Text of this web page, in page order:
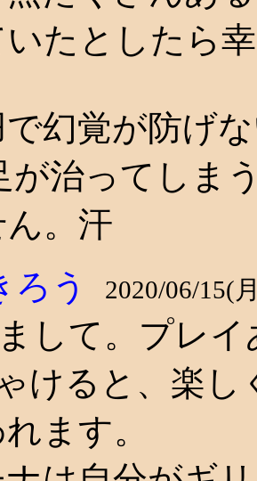
たとしたら
幻覚が防げ
が治ってしま
。汗
ろう 2020/06/15(
して。プレ
けると、楽
ます。